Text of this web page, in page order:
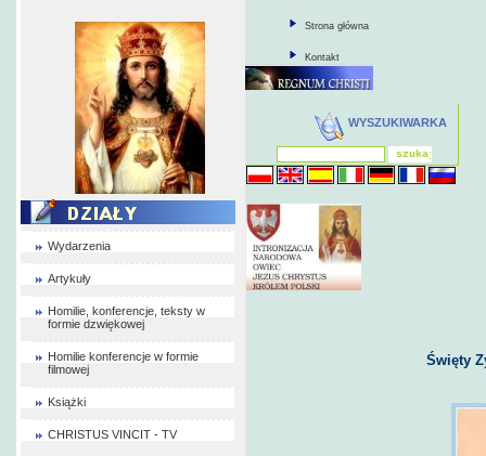
Wydarzenia
Artykuły
Homilie, konferencje, teksty w
formie dzwiękowej
Homilie konferencje w formie
filmowej
Książki
CHRISTUS VINCIT - TV
Strona główna
Kontakt
WYSZUKIWARKA
Święty